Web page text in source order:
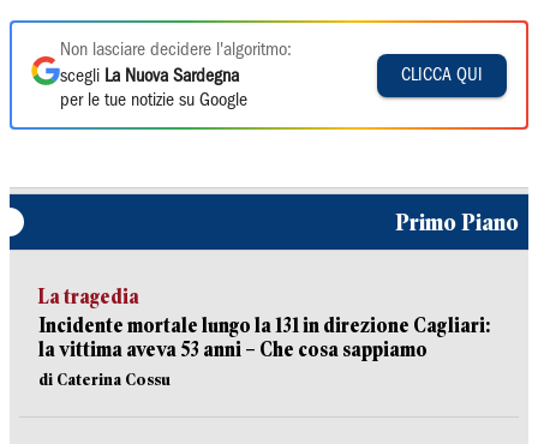
Non lasciare decidere l'algoritmo:
scegli La Nuova Sardegna
per le tue notizie su Google
CLICCA QUI
Primo Piano
La tragedia
Incidente mortale lungo la 131 in direzione Cagliari:
la vittima aveva 53 anni – Che cosa sappiamo
di Caterina Cossu